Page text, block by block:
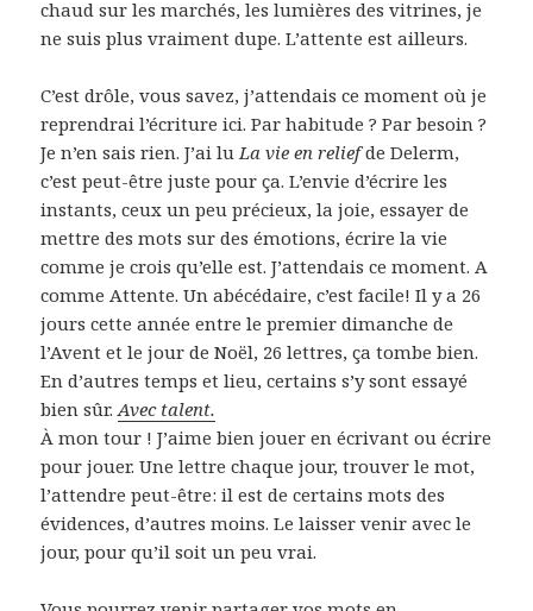
chaud sur les marchés, les lumières des vitrines, je
ne suis plus vraiment dupe. L’attente est ailleurs.
C’est drôle, vous savez, j’attendais ce moment où je
reprendrai l’écriture ici. Par habitude ? Par besoin ?
Je n’en sais rien. J’ai luLa vie en reliefde Delerm,
c’est peut-être juste pour ça. L’envie d’écrire les
instants, ceux un peu précieux, la joie, essayer de
mettre des mots sur des émotions, écrire la vie
comme je crois qu’elle est. J’attendais ce moment. A
comme Attente. Un abécédaire, c’est facile! Il y a 26
jours cette année entre le premier dimanche de
l’Avent et le jour de Noël, 26 lettres, ça tombe bien.
En d’autres temps et lieu, certains s’y sont essayé
bien sûr.Avec talent.
À mon tour ! J’aime bien jouer en écrivant ou écrire
pour jouer. Une lettre chaque jour, trouver le mot,
l’attendre peut-être: il est de certains mots des
évidences, d’autres moins. Le laisser venir avec le
jour, pour qu’il soit un peu vrai.